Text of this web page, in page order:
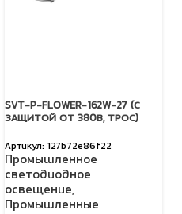
SVT-P-FLOWER-162W-27 (С
ЗАЩИТОЙ ОТ 380В, ТРОС)
127b72e86f22
Промышленное
светодиодное
освещение,
Промышленные